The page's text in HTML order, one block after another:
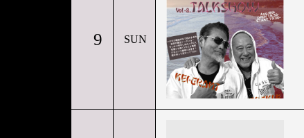
9 SUN